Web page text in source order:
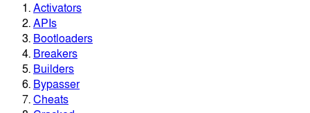
Activators
APIs
Bootloaders
Breakers
Builders
Bypasser
Cheats